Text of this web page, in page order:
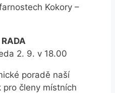
Kokory –
2. 9. v 18.00
poradě naší
členy místních